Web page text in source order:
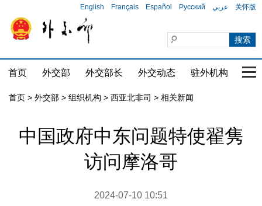
English Français Español Русский عربي 关怀版
首页 外交部 外交部长 外交动态 驻外机构 国
首页 > 外交部 > 组织机构 > 西亚北非司 > 相关新闻
中国政府中东问题特使翟隽
访问摩洛哥
2024-07-10 10:51